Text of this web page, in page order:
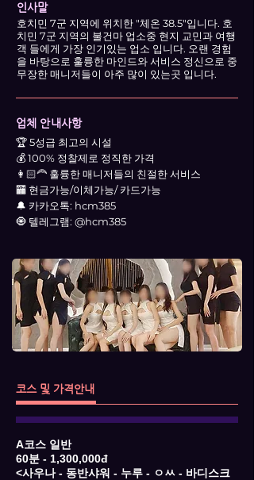
인사말
호치민 7군 지역에 위치한 "체온 38.5"입니다. 호
치민 7군 지역의 불건마 업소중 현지 교민과 여행
객 들에게 가장 인기있는 업소 입니다. 오랜 경험
을 바탕으로 훌륭한 마인드와 서비스 정신으로 중
무장한 매니저들이 아주 많이 있는곳 입니다.
업체 안내사항
🏆 5성급 최고의 시설
💰 100% 정찰제로 정직한 가격
👩🏻‍🦰 훌륭한 매니저들의 친절한 서비스
🏧 현금가능/이체가능/ 카드가능
🔔 카카오톡: hcm385
🧿 텔레그램: @hcm385
코스 및 가격안내
A코스 일반
60분 - 1,300,000đ
<사우나 - 동반샤워 - 누루 - ㅇㅆ - 바디스크